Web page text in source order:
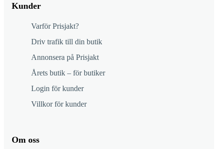
Kunder
Varför Prisjakt?
Driv trafik till din butik
Annonsera på Prisjakt
Årets butik – för butiker
Login för kunder
Villkor för kunder
Om oss